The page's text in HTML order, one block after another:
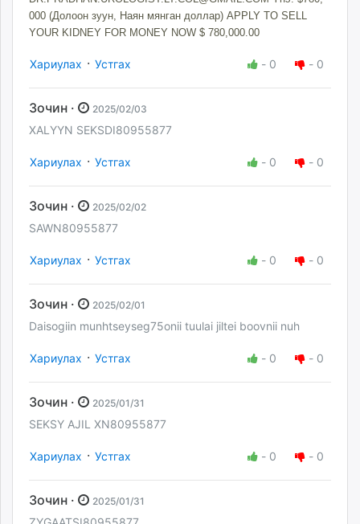
000 (Долоон зуун, Наян мянган доллар) APPLY TO SELL
YOUR KIDNEY FOR MONEY NOW $ 780,000.00
Хариулах · Устгах - 0 - 0
Зочин · 2025/02/03
XALYYN SEKSDI80955877
Хариулах · Устгах - 0 - 0
Зочин · 2025/02/02
SAWN80955877
Хариулах · Устгах - 0 - 0
Зочин · 2025/02/01
Daisogiin munhtseyseg75onii tuulai jiltei boovnii nuh
Хариулах · Устгах - 0 - 0
Зочин · 2025/01/31
SEKSY AJIL XN80955877
Хариулах · Устгах - 0 - 0
Зочин · 2025/01/31